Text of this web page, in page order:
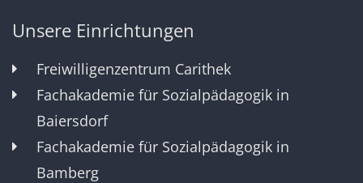
Unsere Einrichtungen
Freiwilligenzentrum Carithek
Fachakademie für Sozialpädagogik in
Baiersdorf
Fachakademie für Sozialpädagogik in
Bamberg